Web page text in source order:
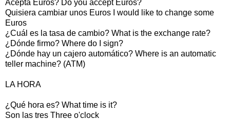
Acepta Euros? Do you accept Euros?
Quisiera cambiar unos Euros I would like to change some
Euros
¿Cuál es la tasa de cambio? What is the exchange rate?
¿Dónde firmo? Where do I sign?
¿Dónde hay un cajero automático? Where is an automatic
teller machine? (ATM)
LA HORA
¿Qué hora es? What time is it?
Son las tres Three o'clock